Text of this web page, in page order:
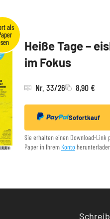
Heiße Tage –
im Fokus
Nr. 33/26 8,90 €
Sofortkauf
Sie erhalten einen Download-Link
Paper in Ihrem Konto